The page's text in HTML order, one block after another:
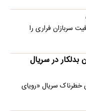
سربازان فراری را
در سریال
خطرناک سریال «رویای